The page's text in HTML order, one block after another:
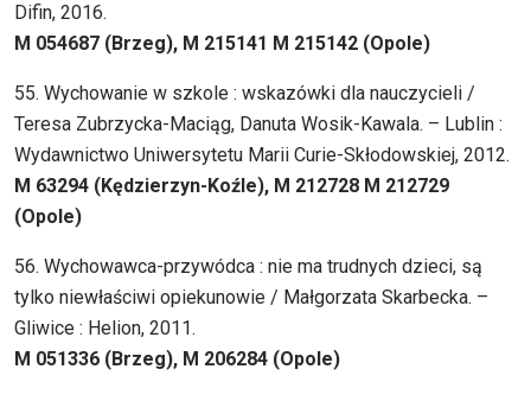
Difin, 2016.
M 054687 (Brzeg), M 215141 M 215142 (Opole)
55. Wychowanie w szkole : wskazówki dla nauczycieli /
Teresa Zubrzycka-Maciąg, Danuta Wosik-Kawala. – Lublin :
Wydawnictwo Uniwersytetu Marii Curie-Skłodowskiej, 2012.
M 63294 (Kędzierzyn-Koźle), M 212728 M 212729
(Opole)
56. Wychowawca-przywódca : nie ma trudnych dzieci, są
tylko niewłaściwi opiekunowie / Małgorzata Skarbecka. –
Gliwice : Helion, 2011.
M 051336 (Brzeg), M 206284 (Opole)